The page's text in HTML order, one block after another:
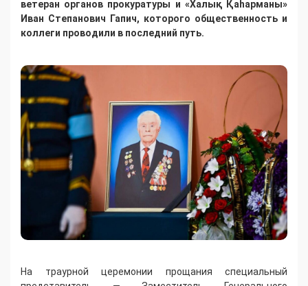
ветеран органов прокуратуры и «Халық Қаһарманы»
Иван Степанович Гапич, которого общественность и
коллеги проводили в последний путь.
На траурной церемонии прощания специальный